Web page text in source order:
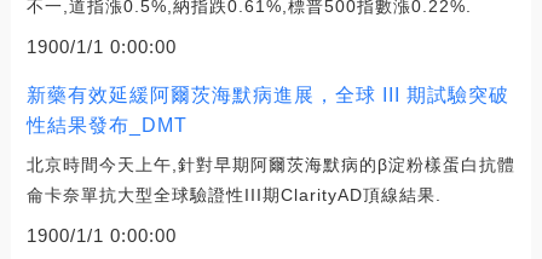
不一,道指漲0.5%,納指跌0.61%,標普500指數漲0.22%.
1900/1/1 0:00:00
新藥有效延緩阿爾茨海默病進展，全球 III 期試驗突破
性結果發布_DMT
北京時間今天上午,針對早期阿爾茨海默病的β淀粉樣蛋白抗體
侖卡奈單抗大型全球驗證性III期ClarityAD頂線結果.
1900/1/1 0:00:00